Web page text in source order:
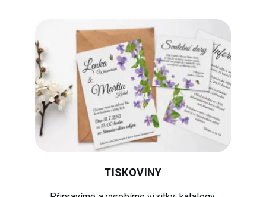
TISKOVINY